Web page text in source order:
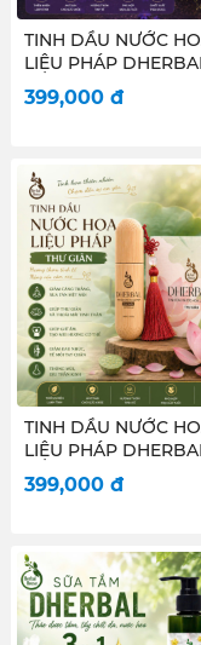
TINH DẦU NƯỚC
LIỆU PHÁP
XOA DỊU
399,000 đ
TINH DẦU NƯỚC
LIỆU PHÁP
THƯ GIÃN
399,000 đ